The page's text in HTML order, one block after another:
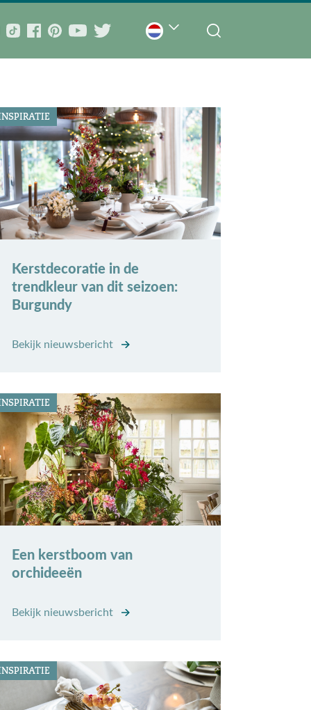
Kerstdecoratie in de
trendkleur van dit seizoen:
Burgundy
Bekijk nieuwsbericht
Een kerstboom van
orchideeën
Bekijk nieuwsbericht